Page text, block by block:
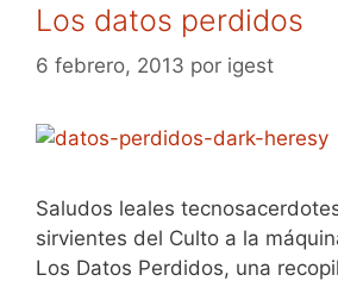
Los datos perdidos
6 febrero, 2013 por igest
Saludos leales
sirvientes del Culto a la
Los Datos Perdidos, una